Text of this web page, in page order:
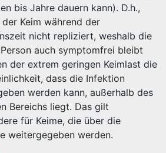
bis Jahre dauern kann). D.h.,
Keim während der
nicht repliziert, weshalb die
auch symptomfrei bleibt
der extrem geringen Keimlast die
dass die Infektion
werden kann, außerhalb des
Bereichs liegt. Das gilt
für Keime, die über die
weitergegeben werden.